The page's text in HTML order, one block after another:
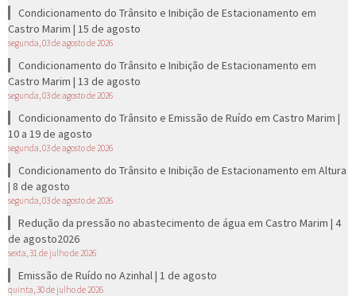
Condicionamento do Trânsito e Inibição de Estacionamento em
Castro Marim | 15 de agosto
segunda, 03 de agosto de 2026
Condicionamento do Trânsito e Inibição de Estacionamento em
Castro Marim | 13 de agosto
segunda, 03 de agosto de 2026
Condicionamento do Trânsito e Emissão de Ruído em Castro Marim |
10 a 19 de agosto
segunda, 03 de agosto de 2026
Condicionamento do Trânsito e Inibição de Estacionamento em Altura
| 8 de agosto
segunda, 03 de agosto de 2026
Redução da pressão no abastecimento de água em Castro Marim | 4
de agosto2026
sexta, 31 de julho de 2026
Emissão de Ruído no Azinhal | 1 de agosto
quinta, 30 de julho de 2026